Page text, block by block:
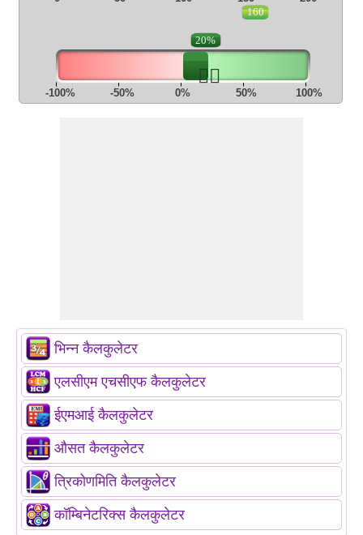
160
20%
👆🏻
-100% -50% 0% 50% 100%
भिन्न कैलकुलेटर
एलसीएम एचसीएफ कैलकुलेटर
ईएमआई कैलकुलेटर
औसत कैलकुलेटर
त्रिकोणमिति कैलकुलेटर
कॉम्बिनेटरिक्स कैलकुलेटर